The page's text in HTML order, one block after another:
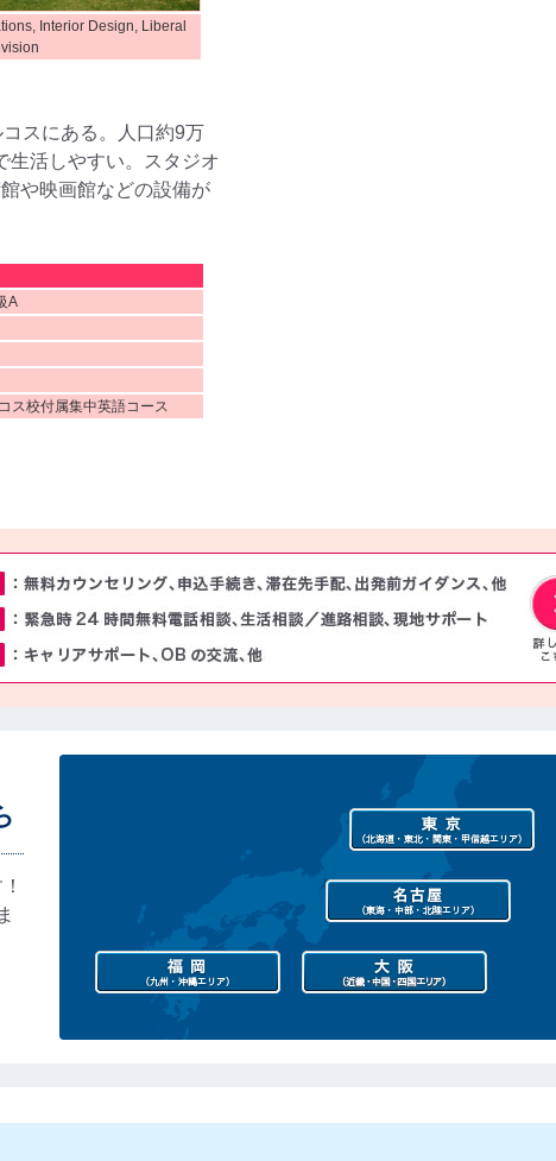
Interior Design, Liberal
スにある。人口約9万
生活しやすい。スタジオ
や映画館などの設備が
A
ス校付属集中英語コース